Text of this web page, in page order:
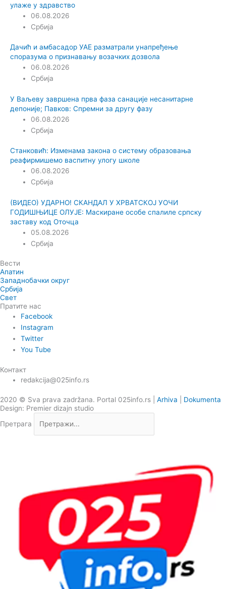
улаже у здравство
06.08.2026
Србија
Дачић и амбасадор УАЕ разматрали унапређење
споразума о признавању возачких дозвола
06.08.2026
Србија
У Ваљеву завршена прва фаза санације несанитарне
депоније; Павков: Спремни за другу фазу
06.08.2026
Србија
Станковић: Изменама закона о систему образовања
реафирмишемо васпитну улогу школе
06.08.2026
Србија
(ВИДЕО) УДАРНО! СКАНДАЛ У ХРВАТСКОЈ УОЧИ
ГОДИШЊИЦЕ ОЛУЈЕ: Маскиране особе спалиле српску
заставу код Оточца
05.08.2026
Србија
Вести
Апатин
Западнобачки округ
Србија
Свет
Пратите нас
Facebook
Instagram
Twitter
You Tube
Контакт
redakcija@025info.rs
2020 © Sva prava zadržana. Portal 025info.rs | Arhiva
Dokumenta
Design: Premier dizajn studio
Претрага